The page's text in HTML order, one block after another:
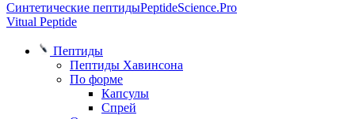
Синтетические пептидыPeptideScience.Pro
Vitual Peptide
Пептиды
Пептиды Хавинсона
По форме
Капсулы
Спрей